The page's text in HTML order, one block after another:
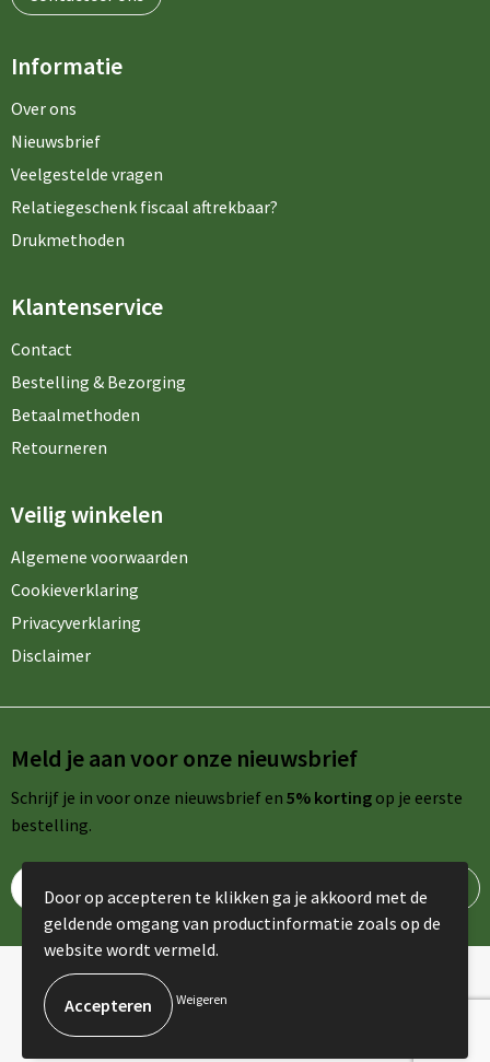
Informatie
Over ons
Nieuwsbrief
Veelgestelde vragen
Relatiegeschenk fiscaal aftrekbaar?
Drukmethoden
Klantenservice
Contact
Bestelling & Bezorging
Betaalmethoden
Retourneren
Veilig winkelen
Algemene voorwaarden
Cookieverklaring
Privacyverklaring
Disclaimer
Meld je aan voor onze nieuwsbrief
Schrijf je in voor onze nieuwsbrief en 5% kortingop je eerste
bestelling.
© Copyright AdPromo 2024
Door op accepteren te klikken ga je akkoord met de
geldende omgang van productinformatie zoals op de
website wordt vermeld.
Weigeren